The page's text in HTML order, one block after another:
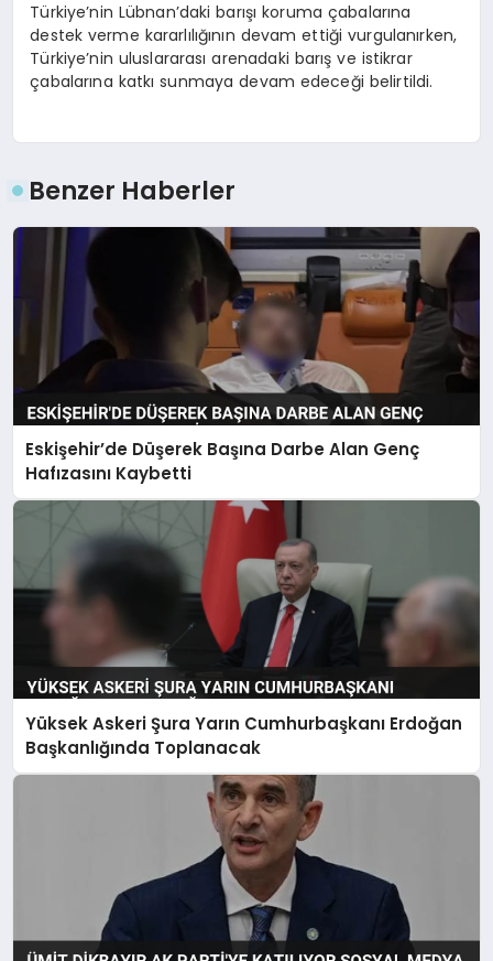
Türkiye’nin Lübnan’daki barışı koruma çabalarına
destek verme kararlılığının devam ettiği vurgulanırken,
Türkiye’nin uluslararası arenadaki barış ve istikrar
çabalarına katkı sunmaya devam edeceği belirtildi.
Benzer Haberler
Eskişehir’de Düşerek Başına Darbe Alan Genç
Hafızasını Kaybetti
Yüksek Askeri Şura Yarın Cumhurbaşkanı Erdoğan
Başkanlığında Toplanacak